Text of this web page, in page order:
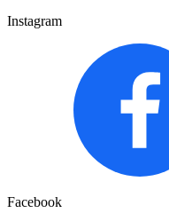
Instagram
Facebook